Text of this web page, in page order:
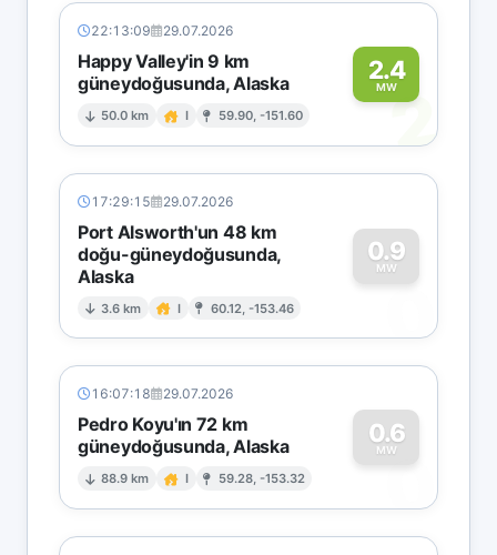
22:13:09 29.07.2026
Happy Valley'in 9 km
güneydoğusunda, Alaska
50.0 km I 59.90, -151.60
2.4
MW2
17:29:15 29.07.2026
Port Alsworth'un 48 km
doğu-güneydoğusunda,
Alaska
3.6 km I 60.12, -153.46
0.9
MW
0
16:07:18 29.07.2026
Pedro Koyu'ın 72 km
güneydoğusunda, Alaska
88.9 km I 59.28, -153.32
0.6
MW
0